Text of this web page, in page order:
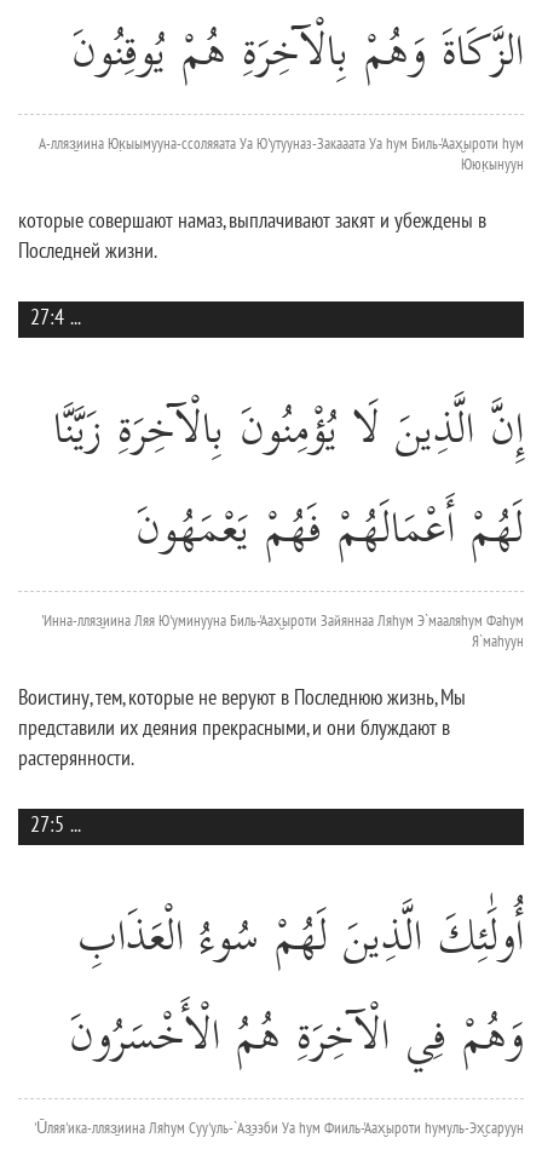
الزَّكَاةَ وَهُمْ بِالْآخِرَةِ هُمْ يُوقِنُونَ
А-лляз̱иина Юк̣ыымууна-ссоляяата Уа Ю'утууназ-Закааата Уа hум Биль-'Аах̮ыроти hум
Ююк̣ынуун
которые совершают намаз, выплачивают закят и убеждены в
Последней жизни.
27:4 ...
إِنَّ الَّذِينَ لَا يُؤْمِنُونَ بِالْآخِرَةِ زَيَّنَّا
لَهُمْ أَعْمَالَهُمْ فَهُمْ يَعْمَهُونَ
'Инна-лляз̱иина Ляя Ю'уминууна Биль-'Аах̮ыроти Зайяннаа Ляhум Э`мааляhум Фаhум
Я`маhуун
Воистину, тем, которые не веруют в Последнюю жизнь, Мы
представили их деяния прекрасными, и они блуждают в
растерянности.
27:5 ...
أُولَٰئِكَ الَّذِينَ لَهُمْ سُوءُ الْعَذَابِ
وَهُمْ فِي الْآخِرَةِ هُمُ الْأَخْسَرُونَ
'Ūляя'ика-лляз̱иина Ляhум Суу'уль-`Аз̱ээби Уа hум Фииль-'Аах̮ыроти hумуль-Эх̮саруун